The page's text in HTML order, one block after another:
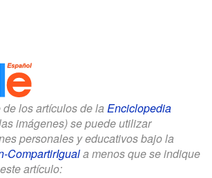
los artículos de la Enciclopedia
imágenes) se puede utilizar
personales y educativos bajo la
CompartirIguala menos que se indique
artículo: